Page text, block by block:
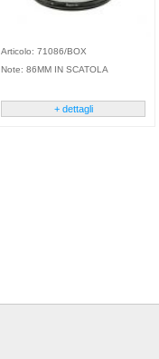
Articolo: 71086/BOX
Note: 86MM IN SCATOLA
+ dettagli